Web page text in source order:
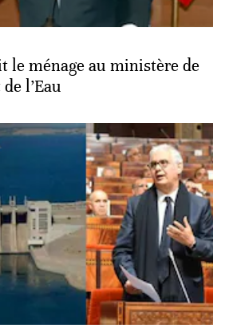
le ménage au ministère de
l’Eau